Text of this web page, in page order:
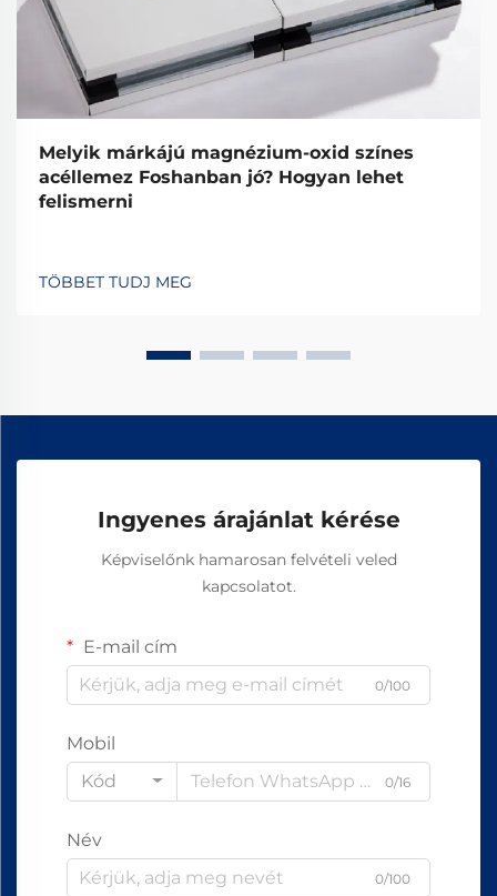
Melyik márkájú magnézium-oxid színes
acéllemez Foshanban jó? Hogyan lehet
felismerni
TÖBBET TUDJ MEG
Ingyenes árajánlat kérése
Képviselőnk hamarosan felvételi veled
kapcsolatot.
E-mail cím
0/100
Mobil
Kód
0/16
Név
0/100